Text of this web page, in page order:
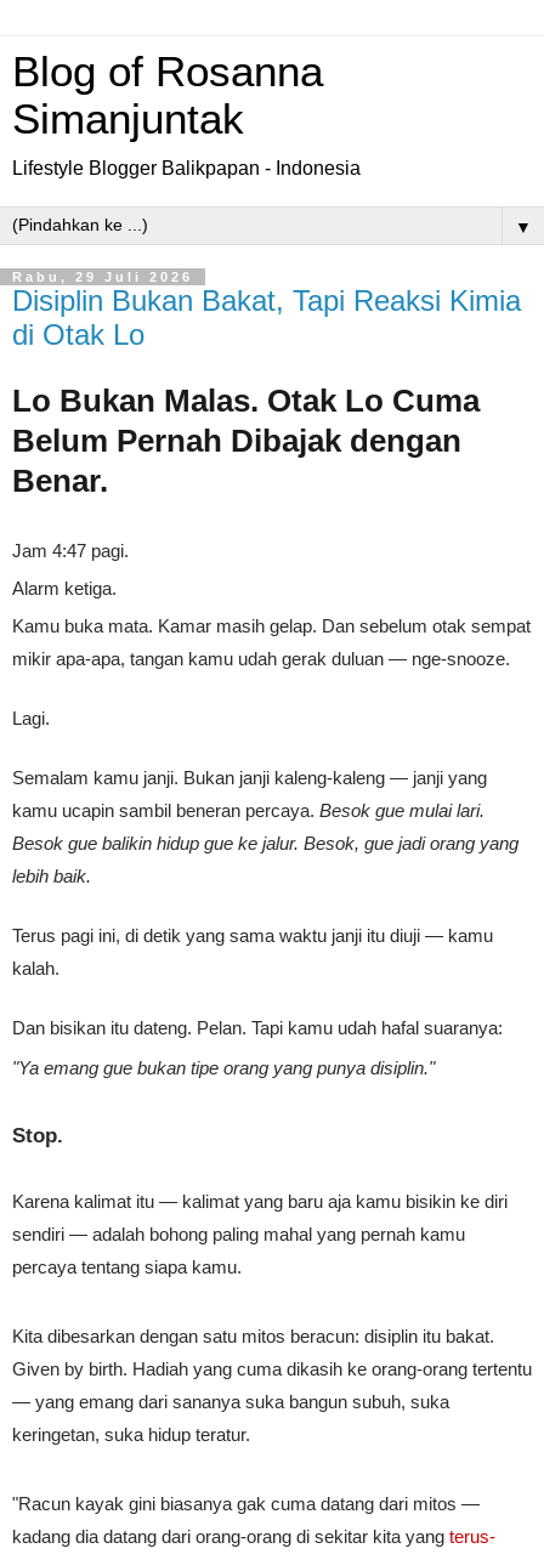
Blog of Rosanna
Simanjuntak
Lifestyle Blogger Balikpapan - Indonesia
▼
Rabu, 29 Juli 2026
Disiplin Bukan Bakat, Tapi Reaksi Kimia
di Otak Lo
Lo Bukan Malas. Otak Lo Cuma
Belum Pernah Dibajak dengan
Benar.
Jam 4:47 pagi.
Alarm ketiga.
Kamu buka mata. Kamar masih gelap. Dan sebelum otak sempat
mikir apa-apa, tangan kamu udah gerak duluan — nge-snooze.
Lagi.
Semalam kamu janji. Bukan janji kaleng-kaleng — janji yang
kamu ucapin sambil beneran percaya. Besok gue mulai lari.
Besok gue balikin hidup gue ke jalur. Besok, gue jadi orang yang
lebih baik.
Terus pagi ini, di detik yang sama waktu janji itu diuji — kamu
kalah.
Dan bisikan itu dateng. Pelan. Tapi kamu udah hafal suaranya:
"Ya emang gue bukan tipe orang yang punya disiplin."
Stop.
Karena kalimat itu — kalimat yang baru aja kamu bisikin ke diri
sendiri — adalah bohong paling mahal yang pernah kamu
percaya tentang siapa kamu.
Kita dibesarkan dengan satu mitos beracun: disiplin itu bakat.
Given by birth. Hadiah yang cuma dikasih ke orang-orang tertentu
— yang emang dari sananya suka bangun subuh, suka
keringetan, suka hidup teratur.
"Racun kayak gini biasanya gak cuma datang dari mitos —
kadang dia datang dari orang-orang di sekitar kita yang terus-